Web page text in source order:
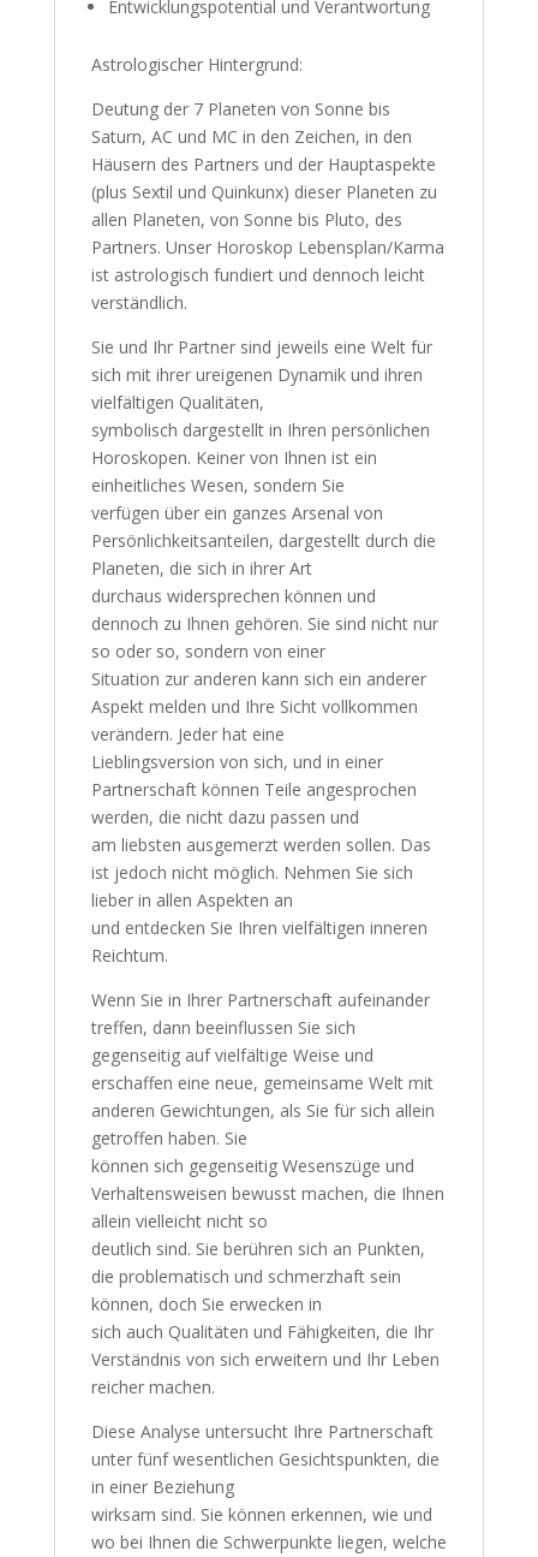
Entwicklungspotential und Verantwortung
Astrologischer Hintergrund:
Deutung der 7 Planeten von Sonne bis
Saturn, AC und MC in den Zeichen, in den
Häusern des Partners und der Hauptaspekte
(plus Sextil und Quinkunx) dieser Planeten zu
allen Planeten, von Sonne bis Pluto, des
Partners. Unser Horoskop Lebensplan/Karma
ist astrologisch fundiert und dennoch leicht
verständlich.
Sie und Ihr Partner sind jeweils eine Welt für
sich mit ihrer ureigenen Dynamik und ihren
vielfältigen Qualitäten,
symbolisch dargestellt in Ihren persönlichen
Horoskopen. Keiner von Ihnen ist ein
einheitliches Wesen, sondern Sie
verfügen über ein ganzes Arsenal von
Persönlichkeitsanteilen, dargestellt durch die
Planeten, die sich in ihrer Art
durchaus widersprechen können und
dennoch zu Ihnen gehören. Sie sind nicht nur
so oder so, sondern von einer
Situation zur anderen kann sich ein anderer
Aspekt melden und Ihre Sicht vollkommen
verändern. Jeder hat eine
Lieblingsversion von sich, und in einer
Partnerschaft können Teile angesprochen
werden, die nicht dazu passen und
am liebsten ausgemerzt werden sollen. Das
ist jedoch nicht möglich. Nehmen Sie sich
lieber in allen Aspekten an
und entdecken Sie Ihren vielfältigen inneren
Reichtum.
Wenn Sie in Ihrer Partnerschaft aufeinander
treffen, dann beeinflussen Sie sich
gegenseitig auf vielfältige Weise und
erschaffen eine neue, gemeinsame Welt mit
anderen Gewichtungen, als Sie für sich allein
getroffen haben. Sie
können sich gegenseitig Wesenszüge und
Verhaltensweisen bewusst machen, die Ihnen
allein vielleicht nicht so
deutlich sind. Sie berühren sich an Punkten,
die problematisch und schmerzhaft sein
können, doch Sie erwecken in
sich auch Qualitäten und Fähigkeiten, die Ihr
Verständnis von sich erweitern und Ihr Leben
reicher machen.
Diese Analyse untersucht Ihre Partnerschaft
unter fünf wesentlichen Gesichtspunkten, die
in einer Beziehung
wirksam sind. Sie können erkennen, wie und
wo bei Ihnen die Schwerpunkte liegen, welche